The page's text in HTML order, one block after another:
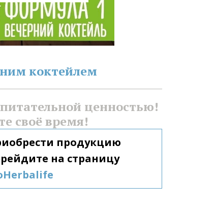
коктейлем
ценностью!
своё время!
продукцию
Гербалайф, перейдите на страницу